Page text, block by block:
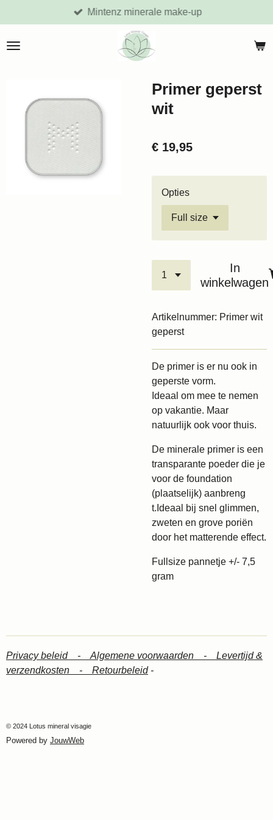
direct
naar
Mintenz minerale make-up
Primer geperst
wit
€ 19,95
Opties
In
winkelwagen
Artikelnummer: Primer wit
geperst
De primer is er nu ook in
geperste vorm.
Ideaal om mee te nemen
op vakantie. Maar
natuurlijk ook voor thuis.
De minerale primer is een
transparante poeder die je
voor de foundation
(plaatselijk) aanbreng
t.Ideaal bij snel glimmen,
zweten en grove poriën
door het matterende effect.
Fullsize pannetje +/- 7,5
gram
Privacy beleid - Algemene voorwaarden - Levertijd &
verzendkosten - Retourbeleid-
© 2024 Lotus mineral visagie
Powered by JouwWeb